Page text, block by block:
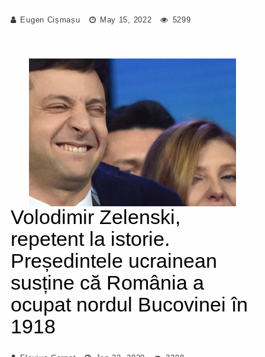
Eugen Cișmașu May 15, 2022 5299
Volodimir Zelenski,
repetent la istorie.
Președintele ucrainean
susține că România a
ocupat nordul Bucovinei în
1918